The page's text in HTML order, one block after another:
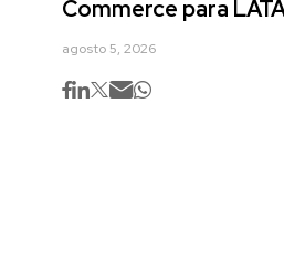
Commerce para
agosto 5, 2026